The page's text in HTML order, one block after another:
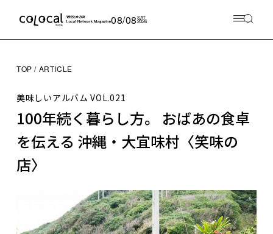
08/08SAT
2026
TOP ARTICLE
美味しいアルバムVOL.021
100年続く暮らし方。 おばあの食卓
を伝える 沖縄・大宜味村〈笑味の
店〉